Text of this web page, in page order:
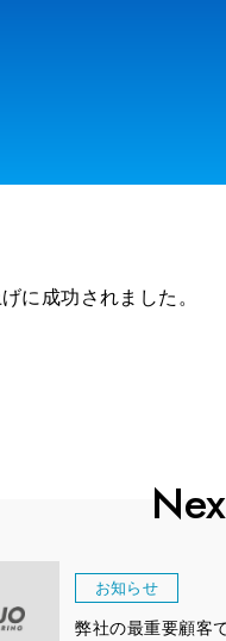
に成功されました。
お知らせ
弊社の最重要顧客